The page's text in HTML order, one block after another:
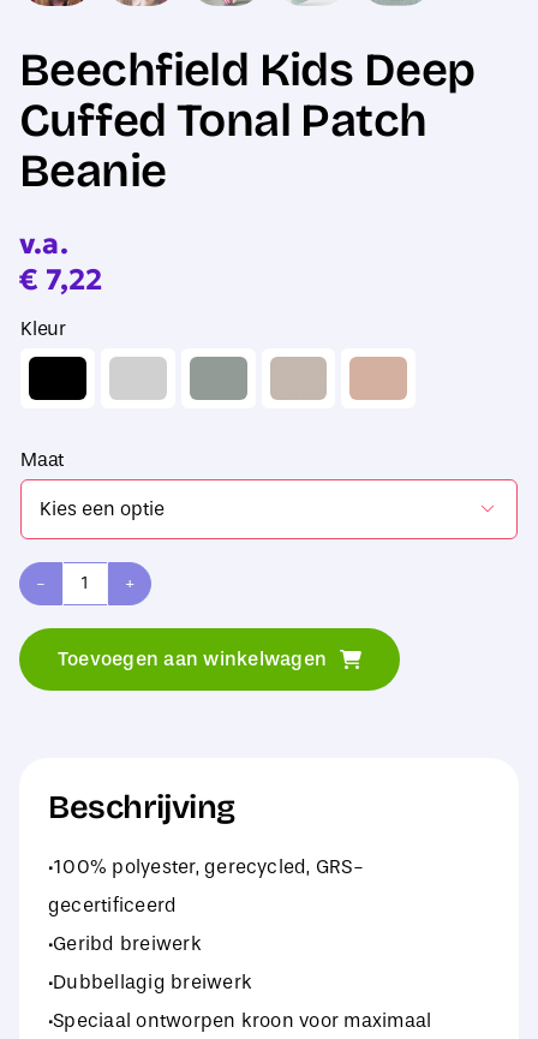
Beechfield Kids Deep
Cuffed Tonal Patch
Beanie
v.a.
€ 7,22
Kleur
Maat

Beechfield
Deep
Patch
aantal
Toevoegen aan winkelwagen
Beschrijving
·100% polyester, gerecycled, GRS-
gecertificeerd
·Geribd breiwerk
·Dubbellagig breiwerk
·Speciaal ontworpen kroon voor maximaal